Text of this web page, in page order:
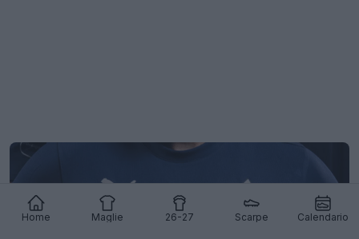
Home Maglie 26-27 Scarpe Calendario